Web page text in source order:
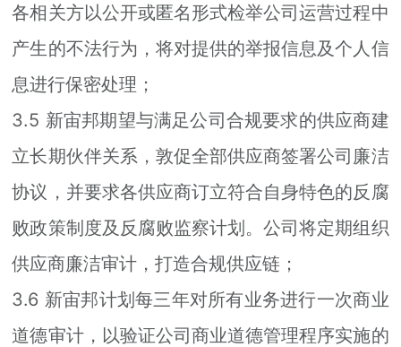
各相关方以公开或匿名形式检举公司运营过程中
产生的不法行为，将对提供的举报信息及个人信
息进行保密处理；
3.5 新宙邦期望与满足公司合规要求的供应商建
立长期伙伴关系，敦促全部供应商签署公司廉洁
协议，并要求各供应商订立符合自身特色的反腐
败政策制度及反腐败监察计划。公司将定期组织
供应商廉洁审计，打造合规供应链；
3.6 新宙邦计划每三年对所有业务进行一次商业
道德审计，以验证公司商业道德管理程序实施的